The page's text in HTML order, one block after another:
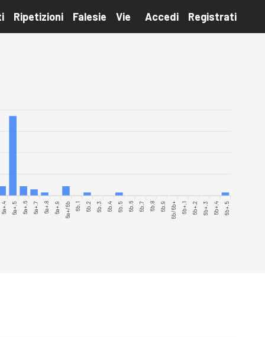
Ripetizioni Falesie Vie Accedi Registrati
6a+.4 6a+.5 6a+.6 6a+.7 6a+.8 6a+.9 6a+/6b 6b.1 6b.2 6b.3 6b.4 6b.5 6b.6 6b.7 6b.8 6b.9 6b/6b+ 6b+.1 6b+.2 6b+.3 6b+.4 6b+.5